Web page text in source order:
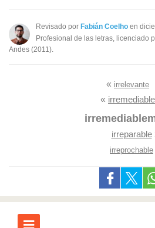
Existen sinónimos incorrectos
Ninguno de los sinónimos
Revisado por Fabián Coelho en
Profesional de las letras, licenciado
Andes (2011).
« irrelevante
« irremediable
irreparable
irreprochable